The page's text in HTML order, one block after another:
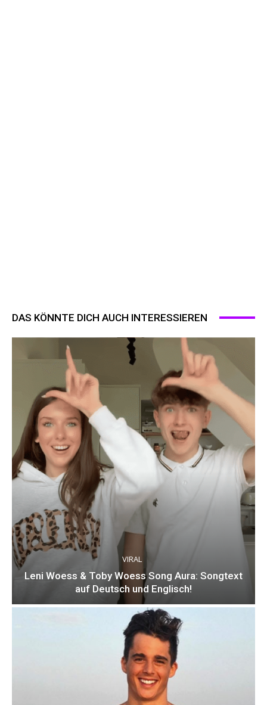
DAS KÖNNTE DICH AUCH INTERESSIEREN
VIRAL
Leni Woess & Toby Woess Song Aura: Songtext
auf Deutsch und Englisch!